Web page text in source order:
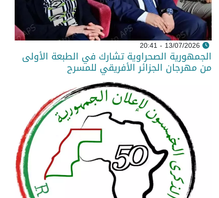
13/07/2026 - 20:41
الجمهورية الصحراوية تشارك في الطبعة الأولى
من مهرجان الجزائر الأفريقي للمسرح